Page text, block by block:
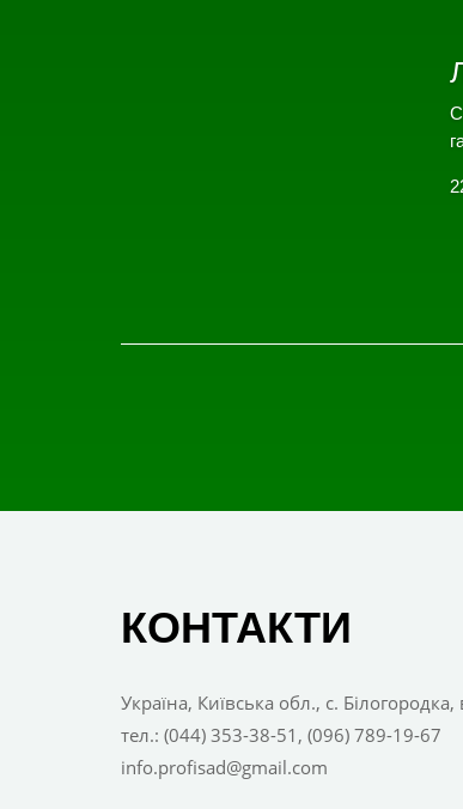
КОНТАКТИ
Україна, Київська обл., с.
тел.: (044) 353-38-51, (096) 789-19-67
info.profisad@gmail.com